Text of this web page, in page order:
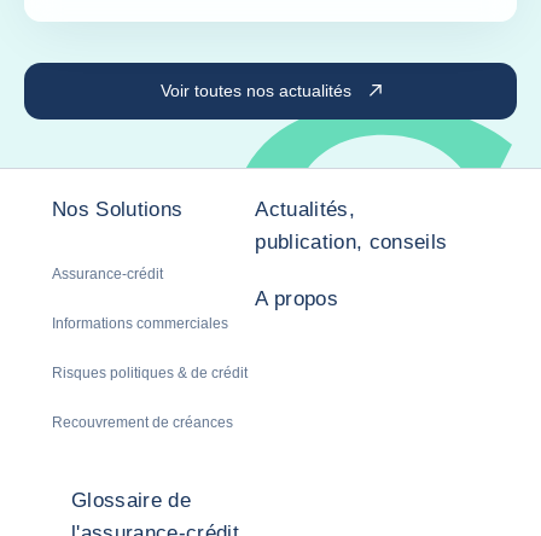
Voir toutes nos actualités
Nos Solutions
Assurance-crédit
Informations commerciales
Risques politiques & de crédit
Recouvrement de créances
Actualités,
publication, conseils
A propos
Glossaire de